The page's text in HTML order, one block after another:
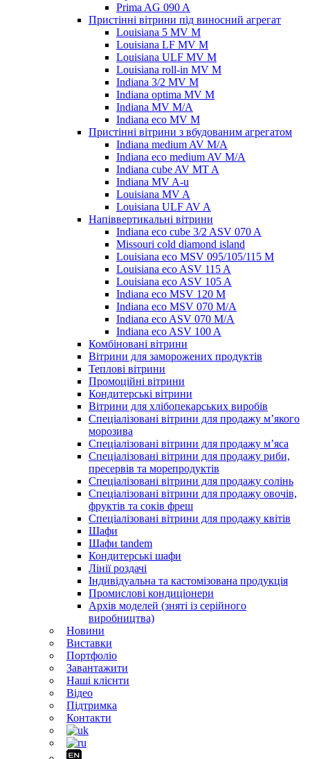
Prima AG 090 A
Пристінні вітрини під виносний агрегат
Louisiana 5 MV M
Louisiana LF MV M
Louisiana ULF MV M
Louisiana roll-in MV M
Indiana 3/2 MV M
Indiana optima MV M
Indiana MV M/A
Indiana eco MV M
Пристінні вітрини з вбудованим агрегатом
Indiana medium AV M/A
Indiana eco medium AV M/A
Indiana cube AV MT A
Indiana MV A-u
Louisiana MV A
Louisiana ULF AV A
Напіввертикальні вітрини
Indiana eco cube 3/2 ASV 070 A
Missouri cold diamond island
Louisiana eco MSV 095/105/115 M
Louisiana eco ASV 115 A
Louisiana eco ASV 105 A
Indiana eco MSV 120 M
Indiana eco MSV 070 M/A
Indiana eco ASV 070 M/A
Indiana eco ASV 100 A
Комбіновані вітрини
Вітрини для заморожених продуктів
Теплові вітрини
Промоційні вітрини
Кондитерські вітрини
Вітрини для хлібопекарських виробів
Спеціалізовані вітрини для продажу м’якого
морозива
Спеціалізовані вітрини для продажу м’яса
Спеціалізовані вітрини для продажу риби,
пресервів та морепродуктів
Спеціалізовані вітрини для продажу солінь
Спеціалізовані вітрини для продажу овочів,
фруктів та соків фреш
Спеціалізовані вітрини для продажу квітів
Шафи
Шафи tandem
Кондитерські шафи
Лінії роздачі
Індивідуальна та кастомізована продукція
Промислові кондиціонери
Архів моделей (зняті із серійного
виробництва)
Новини
Виставки
Портфоліо
Завантажити
Наші клієнти
Відео
Підтримка
Контакти